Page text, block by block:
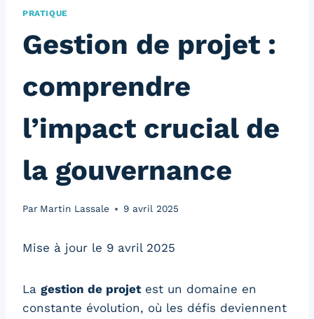
PRATIQUE
Gestion de projet :
comprendre
l’impact crucial de
la gouvernance
Par Martin Lassale 9 avril 2025
Mise à jour le 9 avril 2025
La gestion de projetest un domaine en
constante évolution, où les défis deviennent